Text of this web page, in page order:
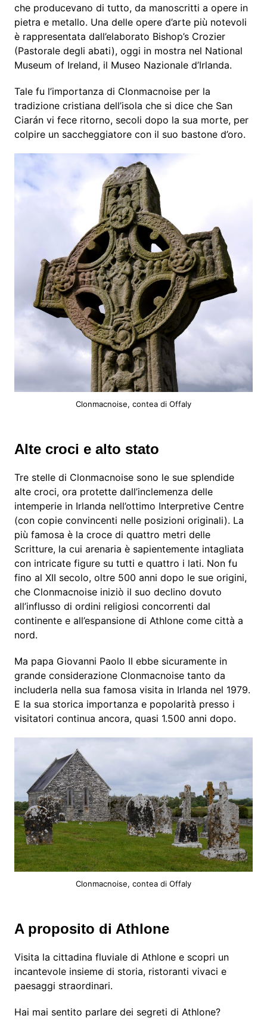
che producevano di tutto, da manoscritti a opere in
pietra e metallo. Una delle opere d’arte più notevoli
è rappresentata dall’elaborato Bishop’s Crozier
(Pastorale degli abati), oggi in mostra nel National
Museum of Ireland, il Museo Nazionale d’Irlanda.
Tale fu l’importanza di Clonmacnoise per la
tradizione cristiana dell’isola che si dice che San
Ciarán vi fece ritorno, secoli dopo la sua morte, per
colpire un saccheggiatore con il suo bastone d’oro.
Clonmacnoise, contea di Offaly
Alte croci e alto stato
Tre stelle di Clonmacnoise sono le sue splendide
alte croci, ora protette dall’inclemenza delle
intemperie in Irlanda nell’ottimo Interpretive Centre
(con copie convincenti nelle posizioni originali). La
più famosa è la croce di quattro metri delle
Scritture, la cui arenaria è sapientemente intagliata
con intricate figure su tutti e quattro i lati. Non fu
fino al XII secolo, oltre 500 anni dopo le sue origini,
che Clonmacnoise iniziò il suo declino dovuto
all’influsso di ordini religiosi concorrenti dal
continente e all’espansione di Athlone come città a
nord.
Ma papa Giovanni Paolo II ebbe sicuramente in
grande considerazione Clonmacnoise tanto da
includerla nella sua famosa visita in Irlanda nel 1979.
E la sua storica importanza e popolarità presso i
visitatori continua ancora, quasi 1.500 anni dopo.
Clonmacnoise, contea di Offaly
A proposito di Athlone
Visita la cittadina fluviale di Athlone e scopri un
incantevole insieme di storia, ristoranti vivaci e
paesaggi straordinari.
Hai mai sentito parlare dei segreti di Athlone?